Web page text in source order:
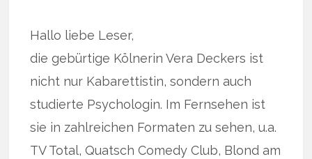
Hallo liebe Leser,
die gebürtige Kölnerin Vera Deckers ist
nicht nur Kabarettistin, sondern auch
studierte Psychologin. Im Fernsehen ist
sie in zahlreichen Formaten zu sehen, u.a.
TV Total, Quatsch Comedy Club, Blond am